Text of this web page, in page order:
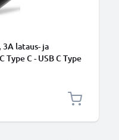
3A lataus- ja
C - USB C Type